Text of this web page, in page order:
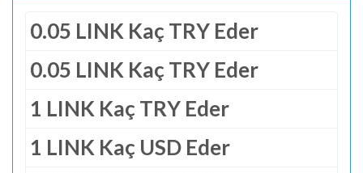
0.05 LINK Kaç TRY Eder
0.05 LINK Kaç TRY Eder
1 LINK Kaç TRY Eder
1 LINK Kaç USD Eder